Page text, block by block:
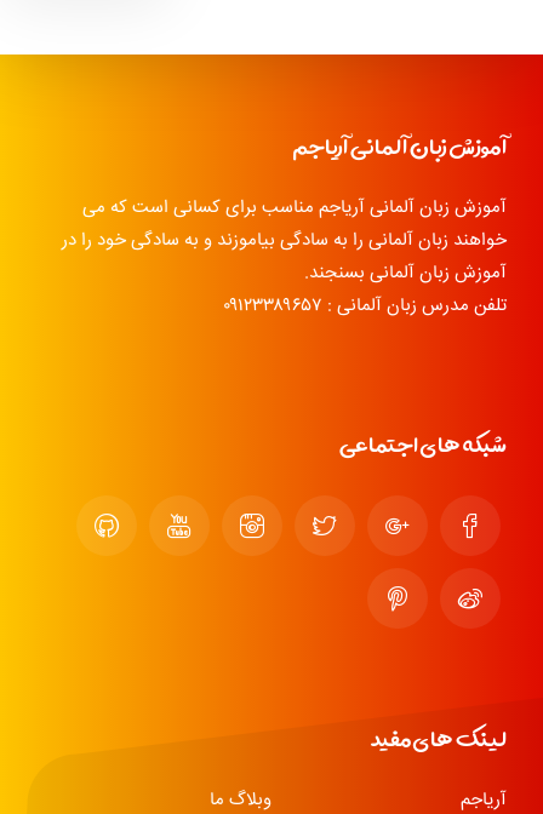
آموزش زبان آلمانی آریاجم
آموزش زبان آلمانی آریاجم مناسب برای کسانی است که می
خواهند زبان آلمانی را به سادگی بیاموزند و به سادگی خود را در
آموزش زبان آلمانی بسنجند.
تلفن مدرس زبان آلمانی : ۰۹۱۲۳۳۸۹۶۵۷
شبکه های اجتماعی
لینک های مفید
آریاجم
وبلاگ ما